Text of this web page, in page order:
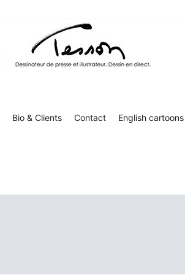
Bio & Clients Contact English cartoons